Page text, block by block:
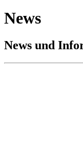
News
News und